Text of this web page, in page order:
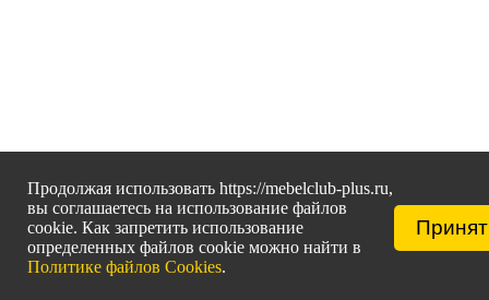
Продолжая использовать https://mebelclub-plus.ru,
вы соглашаетесь на использование файлов
cookie. Как запретить использование
определенных файлов cookie можно найти в
Политике файлов Cookies.